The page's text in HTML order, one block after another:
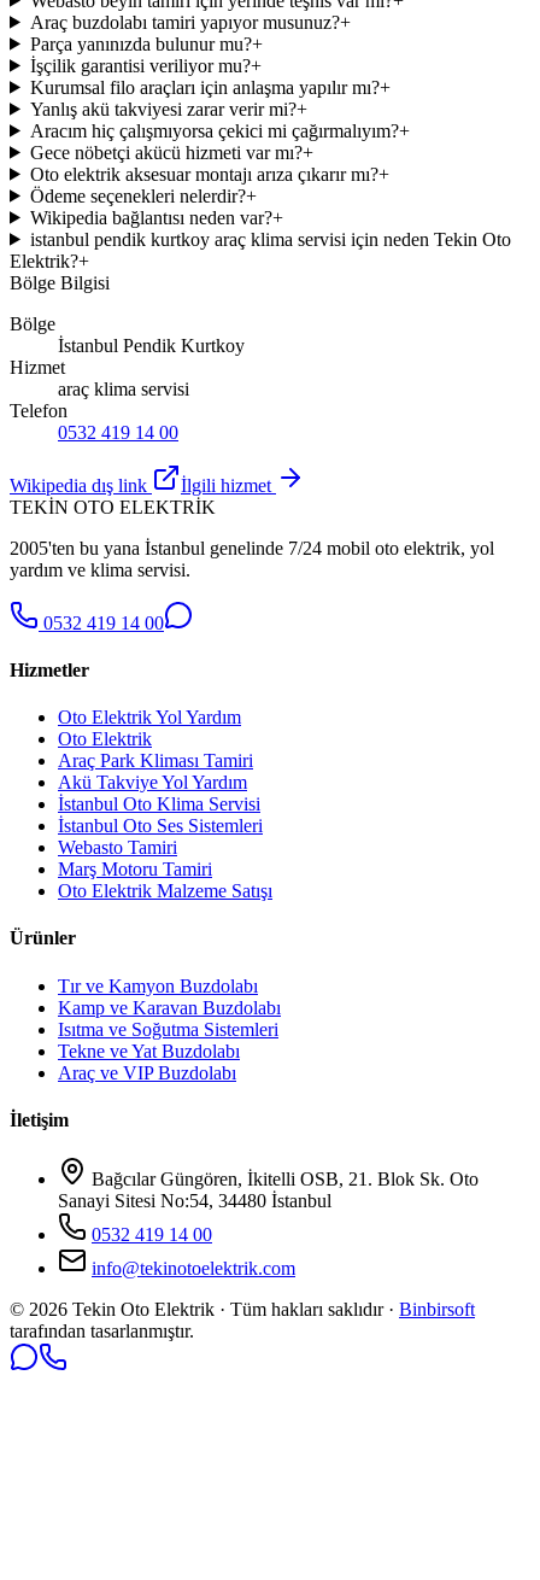
Araç buzdolabı tamiri yapıyor musunuz?+
Parça yanınızda bulunur mu?+
İşçilik garantisi veriliyor mu?+
Kurumsal filo araçları için anlaşma yapılır mı?+
Yanlış akü takviyesi zarar verir mi?+
Aracım hiç çalışmıyorsa çekici mi çağırmalıyım?+
Gece nöbetçi akücü hizmeti var mı?+
Oto elektrik aksesuar montajı arıza çıkarır mı?+
Ödeme seçenekleri nelerdir?+
Wikipedia bağlantısı neden var?+
istanbul pendik kurtkoy araç klima servisi için neden Tekin Oto
Elektrik?+
Bölge Bilgisi
Bölge
İstanbul Pendik Kurtkoy
Hizmet
araç klima servisi
Telefon
0532 419 14 00
Wikipedia dış link
İlgili hizmet
TEKİN OTO ELEKTRİK
2005'ten bu yana İstanbul genelinde 7/24 mobil oto elektrik, yol
yardım ve klima servisi.
0532 419 14 00
Hizmetler
Oto Elektrik Yol Yardım
Oto Elektrik
Araç Park Kliması Tamiri
Akü Takviye Yol Yardım
İstanbul Oto Klima Servisi
İstanbul Oto Ses Sistemleri
Webasto Tamiri
Marş Motoru Tamiri
Oto Elektrik Malzeme Satışı
Ürünler
Tır ve Kamyon Buzdolabı
Kamp ve Karavan Buzdolabı
Isıtma ve Soğutma Sistemleri
Tekne ve Yat Buzdolabı
Araç ve VIP Buzdolabı
İletişim
Bağcılar Güngören, İkitelli OSB, 21. Blok Sk. Oto
Sanayi Sitesi No:54, 34480 İstanbul
0532 419 14 00
info@tekinotoelektrik.com
© 2026 Tekin Oto Elektrik · Tüm hakları saklıdır · Binbirsoft
tarafından tasarlanmıştır.